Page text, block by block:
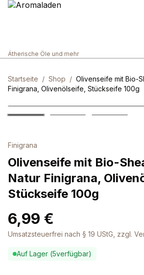
Ätherische Öle und mehr
Startseite / Shop / Olivenseife mit Bio-
Finigrana, Olivenölseife, Stückseife 100g
Finigrana
Olivenseife mit Bio-
Natur Finigrana,
Stückseife 100g
6,99 €
Umsatzsteuerfrei nach § 19 UStG, zzgl.
Auf Lager (5verfügbar)